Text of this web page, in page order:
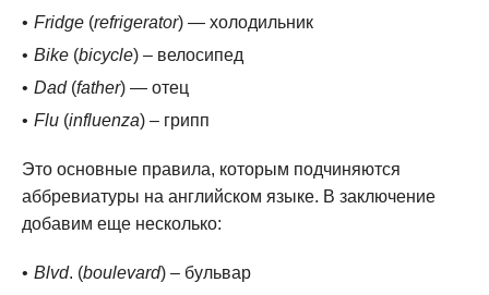
Fridge (refrigerator) — холодильник
Bike (bicycle) – велосипед
Dad(father) — отец
Flu (influenza) – грипп
Это основные правила, которым подчиняются
аббревиатуры на английском языке. В заключение
добавим еще несколько:
Blvd. (boulevard) – бульвар